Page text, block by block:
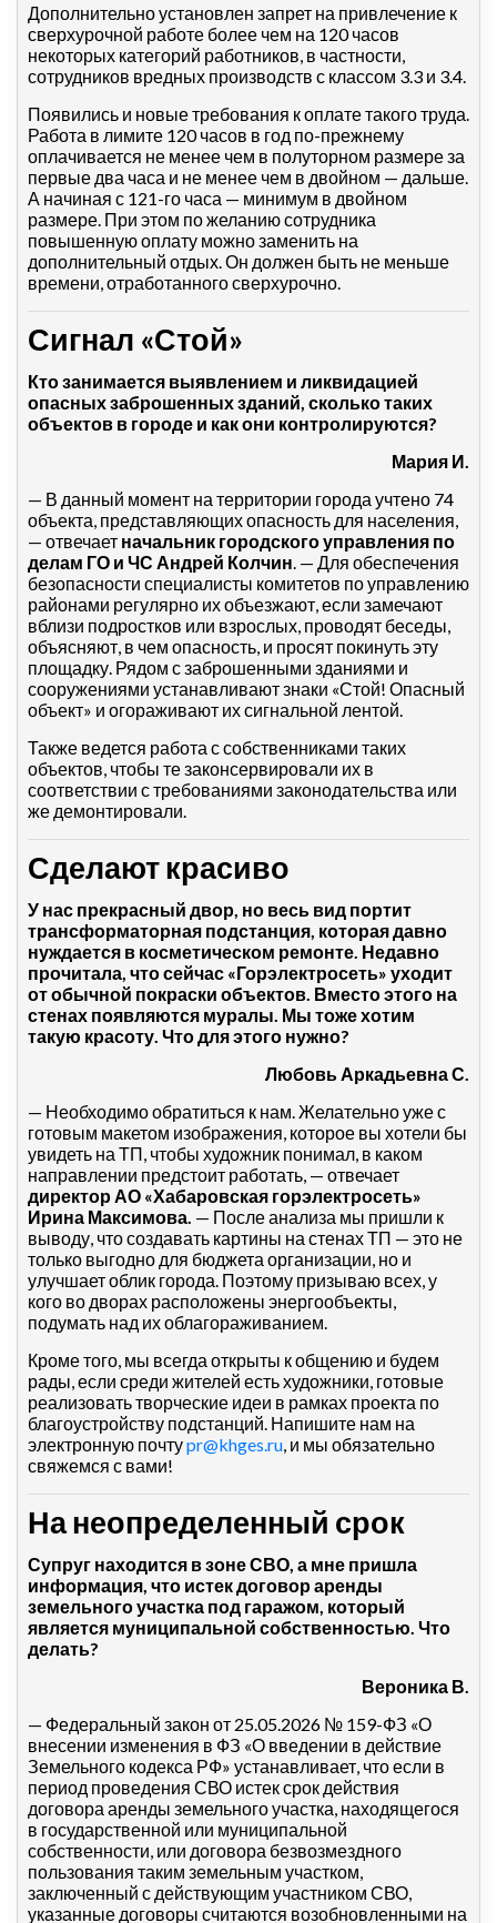
Дополнительно установлен запрет на привлечение к
сверхурочной работе более чем на 120 часов
некоторых категорий работников, в частности,
сотрудников вредных производств с классом 3.3 и 3.4.
Появились и новые требования к оплате такого труда.
Работа в лимите 120 часов в год по-прежнему
оплачивается не менее чем в полуторном размере за
первые два часа и не менее чем в двойном — дальше.
А начиная с 121-го часа — минимум в двойном
размере. При этом по желанию сотрудника
повышенную оплату можно заменить на
дополнительный отдых. Он должен быть не меньше
времени, отработанного сверхурочно.
Сигнал «Стой»
Кто занимается выявлением и ликвидацией
опасных заброшенных зданий, сколько таких
объектов в городе и как они контролируются?
Мария И.
— В данный момент на территории города учтено 74
объекта, представляющих опасность для населения,
— отвечает начальник городского управления по
делам ГО и ЧС Андрей Колчин. — Для обеспечения
безопасности специалисты комитетов по управлению
районами регулярно их объезжают, если замечают
вблизи подростков или взрослых, проводят беседы,
объясняют, в чем опасность, и просят покинуть эту
площадку. Рядом с заброшенными зданиями и
сооружениями устанавливают знаки «Стой! Опасный
объект» и огораживают их сигнальной лентой.
Также ведется работа с собственниками таких
объектов, чтобы те законсервировали их в
соответствии с требованиями законодательства или
же демонтировали.
Сделают красиво
У нас прекрасный двор, но весь вид портит
трансформаторная подстанция, которая давно
нуждается в косметическом ремонте. Недавно
прочитала, что сейчас «Горэлектросеть» уходит
от обычной покраски объектов. Вместо этого на
стенах появляются муралы. Мы тоже хотим
такую красоту. Что для этого нужно?
Любовь Аркадьевна С.
— Необходимо обратиться к нам. Желательно уже с
готовым макетом изображения, которое вы хотели бы
увидеть на ТП, чтобы художник понимал, в каком
направлении предстоит работать, — отвечает
директор АО «Хабаровская горэлектросеть»
Ирина Максимова. — После анализа мы пришли к
выводу, что создавать картины на стенах ТП — это не
только выгодно для бюджета организации, но и
улучшает облик города. Поэтому призываю всех, у
кого во дворах расположены энергообъекты,
подумать над их облагораживанием.
Кроме того, мы всегда открыты к общению и будем
рады, если среди жителей есть художники, готовые
реализовать творческие идеи в рамках проекта по
благоустройству подстанций. Напишите нам на
электронную почтуpr@khges.ru, и мы обязательно
свяжемся с вами!
На неопределенный срок
Супруг находится в зоне СВО, а мне пришла
информация, что истек договор аренды
земельного участка под гаражом, который
является муниципальной собственностью. Что
делать?
Вероника В.
— Федеральный закон от 25.05.2026 № 159-ФЗ «О
внесении изменения в ФЗ «О введении в действие
Земельного кодекса РФ» устанавливает, что если в
период проведения СВО истек срок действия
договора аренды земельного участка, находящегося
в государственной или муниципальной
собственности, или договора безвозмездного
пользования таким земельным участком,
заключенный с действующим участником СВО,
указанные договоры считаются возобновленными на